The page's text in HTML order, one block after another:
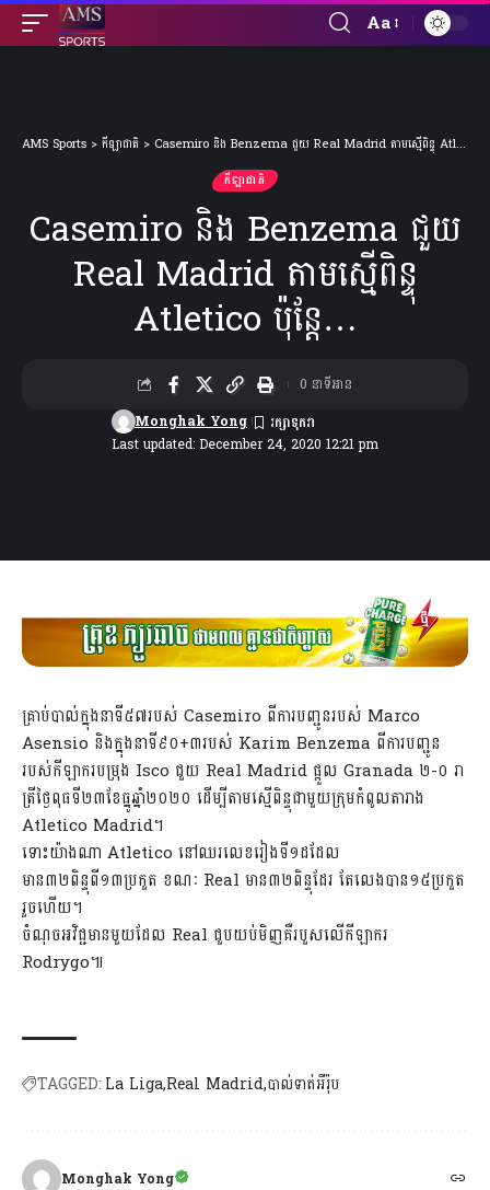
Font
Aa
AMS Sports > កីឡាជាតិ > Casemiro និង Benzema ជួយ Real Madrid តាមស្មើពិន្ទុ Atletico ប៉ុន្តែ…
កីឡាជាតិ
Casemiro និង Benzema ជួយ
Real Madrid តាមស្មើពិន្ទុ
Atletico ប៉ុន្តែ…
Last updated: December 24, 2020 12:21 pm
Monghak Yong
0 នាទីអាន
គ្រាប់បាល់ក្នុងនាទី៥៧របស់ Casemiro ពីការបញ្ជូនរបស់ Marco
Asensio និងក្នុងនាទី៩០+៣របស់ Karim Benzema ពីការបញ្ជូន
របស់កីឡាករបម្រុង Isco ជួយ Real Madrid ផ្ដួល Granada ២-០ រា
ត្រីថ្ងៃពុធទី២៣ខែធ្នូឆ្នាំ២០២០ ដើម្បីតាមស្មើពិន្ទុជាមួយក្រុមកំពូលតារាង
Atletico Madrid។
ទោះយ៉ាងណា Atletico នៅឈរលេខរៀងទី១ដដែល
មាន៣២ពិន្ទុពី១៣ប្រកួត ខណៈ Real មាន៣២ពិន្ទុដែរ តែលេងបាន១៥ប្រកួត
រួចហើយ។
ចំណុចអវិជ្ជមានមួយដែល Real ជួបយប់មិញគឺរបួសលើកីឡាករ
Rodrygo៕
TAGGED: La LigaReal Madridបាល់ទាត់អឺរ៉ុប
Monghak Yong